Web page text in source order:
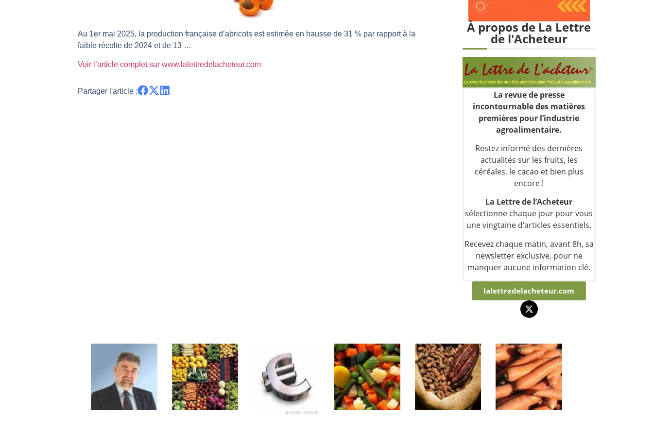
REMY COINTREAU : Le rebond est-il enfin confirmé ? | Daniel Cohen de Lara – Market Movers
CAC 40 : Vers un nouveau record ? Analyse avant la décision de la Fed | Denis Desclos – Chrono CAC
Bernard Prats-Desclaux : Penser les marchés à l’ère des ruptures | Interview Littéraire
S&P500 : Des records, mais toujours de la vigueur | Ludovick Bertola – Les Echos de Wall Street
NASDAQ : La tendance haussière reste intacte | Ludovick Bertola – Les Echos de Wall Street
Au 1er mai 2025, la production française d’abricots est estimée en hausse de 31 % par rapport à la
faible récolte de 2024 et de 13 …
Voir l’article complet sur www.lalettredelacheteur.com
Partager l'article :
À propos de La Lettre
de l'Acheteur
La revue de presse
incontournable des matières
premières pour l’industrie
agroalimentaire.
Restez informé des dernières
actualités sur les fruits, les
céréales, le cacao et bien plus
encore !
La Lettre de l’Acheteur
sélectionne chaque jour pour vous
une vingtaine d’articles essentiels.
Recevez chaque matin, avant 8h, sa
newsletter exclusive, pour ne
manquer aucune information clé.
lalettredelacheteur.com